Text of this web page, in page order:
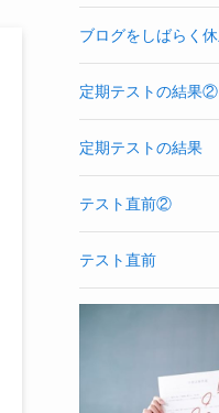
ブログをしばらく
定期テストの結果②
定期テストの結果
テスト直前②
テスト直前